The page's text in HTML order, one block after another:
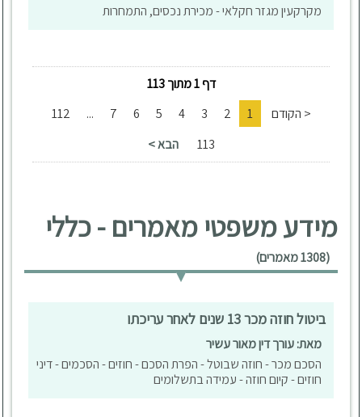
מקרקעין מגזר חקלאי - מכירת נכסים, התמחרות
דף 1 מתוך 113
< הקודם
1
2
3
4
5
6
7
...
112
113
הבא >
מידע משפטי מאמרים - כללי
(1308 מאמרים)
ביטול חוזה מכר 13 שנים לאחר עריכתו
מאת: עורך דין מאור עשיר
הסכם מכר - חוזה שבוטל - הפרת הסכם - חוזים - הסכמים - דיני
חוזים - קיום חוזה - עמידה בתשלומים